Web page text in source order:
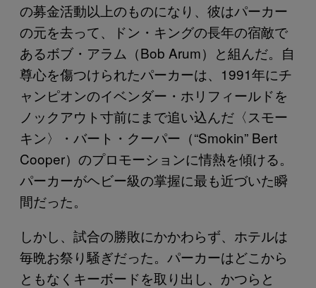
の募金活動以上のものになり、彼はパーカー
の元を去って、ドン・キングの長年の宿敵で
あるボブ・アラム（Bob Arum）と組んだ。自
尊心を傷つけられたパーカーは、1991年にチ
ャンピオンのイベンダー・ホリフィールドを
ノックアウト寸前にまで追い込んだ〈スモー
キン〉・バート・クーパー（“Smokin” Bert
Cooper）のプロモーションに情熱を傾ける。
パーカーがヘビー級の掌握に最も近づいた瞬
間だった。
しかし、試合の勝敗にかかわらず、ホテルは
毎晩お祭り騒ぎだった。パーカーはどこから
ともなくキーボードを取り出し、かつらと